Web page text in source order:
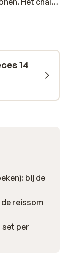
een
de piste kun
of
is bovendien
van de skilift
14
bij de
reissom
set per